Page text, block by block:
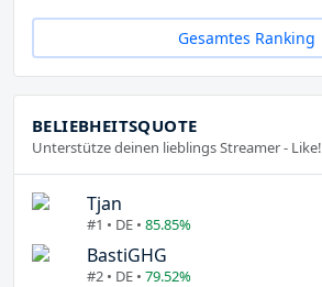
Gesamtes Ranking
BELIEBHEITSQUOTE
Unterstütze deinen lieblings Streamer - Like!
Tjan
#1 • DE • 85.85%
BastiGHG
#2 • DE • 79.52%